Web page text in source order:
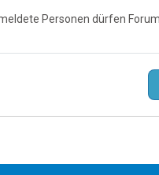
Personen dürfen